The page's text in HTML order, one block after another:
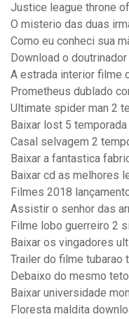
Justice league throne
O misterio das duas
Como eu conheci sua
Download o doutrinador
A estrada interior filme
Prometheus dublado
Ultimate spider man 2
Baixar lost 5
Casal selvagem 2
Baixar a fantastica
Baixar cd as melhores
Filmes 2018
Assistir o senhor das
Filme lobo guerreiro 2
Baixar os vingadores
Trailer do filme tubarao
Debaixo do mesmo
Baixar universidade
Floresta maldita